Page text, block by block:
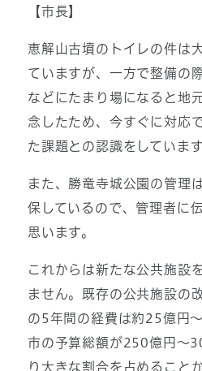
【市長】
恵解山古墳のトイレの件は
ていますが、一方で整備の
などにたまり場になると地
念したため、今すぐに対応
た課題との認識をしています
また、勝竜寺城公園の管理
保しているので、管理者に
思います。
これからは新たな公共施設
ません。既存の公共施設の
の5年間の経費は約25億円
市の予算総額が250億円～
り大きな割合を占めること